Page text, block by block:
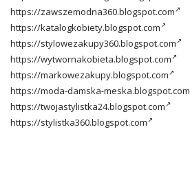
https://zawszemodna360.blogspot.com
https://katalogkobiety.blogspot.com
https://stylowezakupy360.blogspot.com
https://wytwornakobieta.blogspot.com
https://markowezakupy.blogspot.com
https://moda-damska-meska.blogspot.com
https://twojastylistka24.blogspot.com
https://stylistka360.blogspot.com